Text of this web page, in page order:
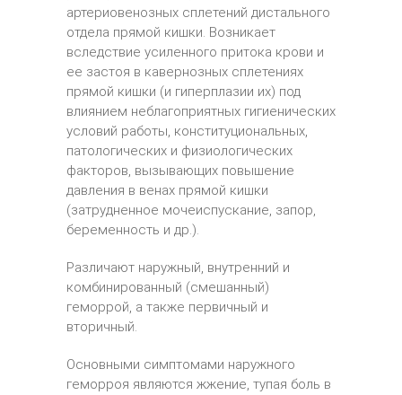
артериовенозных сплетений дистального
отдела прямой кишки. Возникает
вследствие усиленного притока крови и
ее застоя в кавернозных сплетениях
прямой кишки (и гиперплазии их) под
влиянием неблагоприятных гигиенических
условий работы, конституциональных,
патологических и физиологических
факторов, вызывающих повышение
давления в венах прямой кишки
(затрудненное мочеиспускание, запор,
беременность и др.).
Различают наружный, внутренний и
комбинированный (смешанный)
геморрой, а также первичный и
вторичный.
Основными симптомами наружного
геморроя являются жжение, тупая боль в